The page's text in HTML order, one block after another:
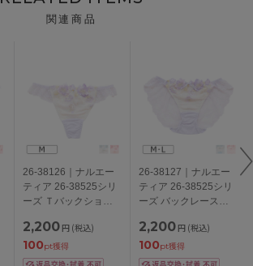
関連商品
26-38126｜ナルエー
ティア 26-38525シリ
ーズ Ｔバックショー
2,200 円 (税込)
100pt獲得
26-38127｜ナルエー
ティア 26-38525シリ
ーズ バックレースシ
2,200 円 (税込)
100pt獲得